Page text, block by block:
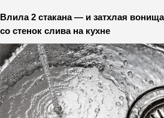
Влила 2 стакана — и затхлая
со стенок слива на кухне